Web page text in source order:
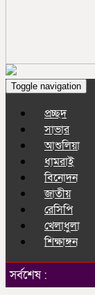
Toggle navigation
প্রচ্ছদ
সাভার
আশুলিয়া
ধামরাই
বিনোদন
জাতীয়
রেসিপি
খেলাধুলা
শিক্ষাঙ্গন
সর্বশেষ :